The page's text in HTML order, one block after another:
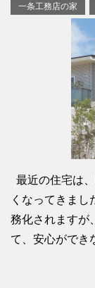
一条工務店の家
最近の住宅は
くなってきま
務化されますが
て、安心ができ